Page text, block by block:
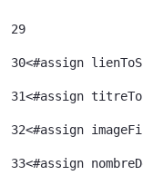
29
30<#assign
31<#assign
32
33